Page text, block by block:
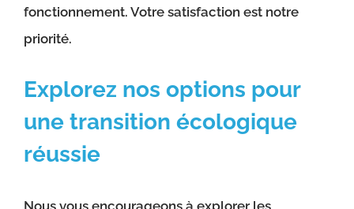
fonctionnement. Votre satisfaction est notre
priorité.
Explorez nos options pour
une transition écologique
réussie